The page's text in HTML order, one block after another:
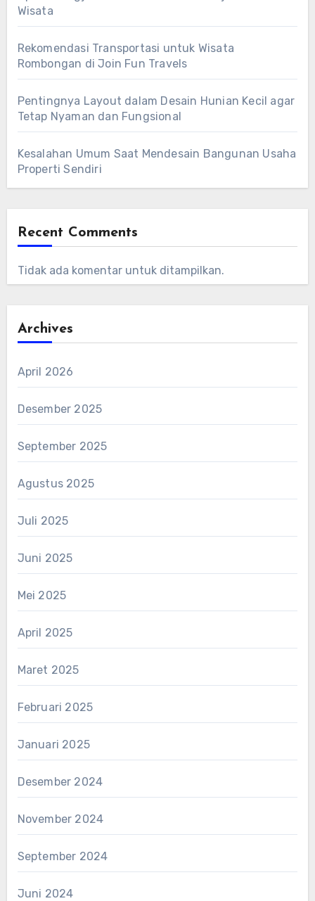
Wisata
Rekomendasi Transportasi untuk Wisata
Rombongan di Join Fun Travels
Pentingnya Layout dalam Desain Hunian Kecil agar
Tetap Nyaman dan Fungsional
Kesalahan Umum Saat Mendesain Bangunan Usaha
Properti Sendiri
Recent Comments
Tidak ada komentar untuk ditampilkan.
Archives
April 2026
Desember 2025
September 2025
Agustus 2025
Juli 2025
Juni 2025
Mei 2025
April 2025
Maret 2025
Februari 2025
Januari 2025
Desember 2024
November 2024
September 2024
Juni 2024